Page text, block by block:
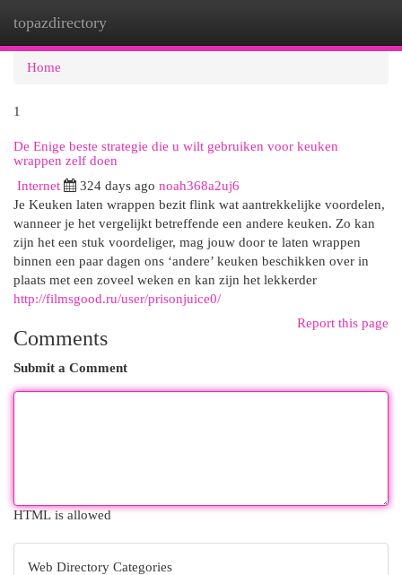
topazdirectory
Home
1
De Enige beste strategie die u wilt gebruiken voor keuken
wrappen zelf doen
Internet 324 days ago noah368a2uj6
Je Keuken laten wrappen bezit flink wat aantrekkelijke voordelen,
wanneer je het vergelijkt betreffende een andere keuken. Zo kan
zijn het een stuk voordeliger, mag jouw door te laten wrappen
binnen een paar dagen ons ‘andere’ keuken beschikken over in
plaats met een zoveel weken en kan zijn het lekkerder
http://filmsgood.ru/user/prisonjuice0/
Report this page
Comments
Submit a Comment
HTML is allowed
Web Directory Categories